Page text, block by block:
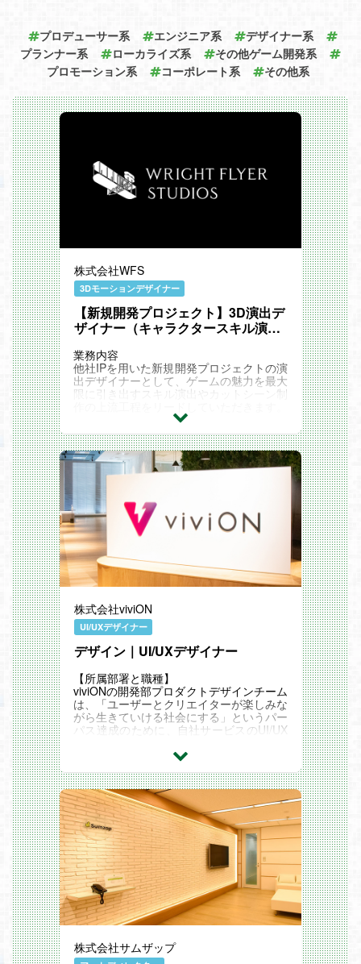
GE リポート＆特別インタビュー
セットリストからステージ演出まで内製！
制作担当者と振り返る「ウマ娘 プリティ
ーダービー 5th EVENT ARENA TOUR GO
プロデューサー系 エンジニア系
デザイナー系
プランナー系
ローカライズ系
その他ゲーム開発系
プロモーション系
コーポレート系 その他系
株式会社WFS
3Dモーションデザイナー
【新規開発プロジェクト】3D演出デ
ザイナー（キャラクタースキル演
業務内容
他社IPを用いた新規開発プロジェクトの演
出デザイナーとして、ゲームの魅力を最大
限に引き出すスキル演出やカットシーン制
現在は開発初期の少人数チームのため、プ
ランナー、アートディレクター等と密に連
携し、ゲーム開発の根幹を築くコアメンバ
ーとしてご活躍いただきたいと考えており
【具体的な業務内容】
新規プロジェクトにおけるキャラクタース
キル演出
Unityでのスキル演出制作
モーション、エフェクト、カメラワーク
ポストプロセス、フィニッシュワークにお
ける調整対応
外注チェックバックやディレクション業務
発注資料の作成（コンテ含む）
絵コンテ、Vコンテの作成
本プロジェクトは現在開発初期フェーズで
あるため、ゲーム開発初期から携わること
で、コアメンバーの一人として稀有な経験
を積むことが出来ます。
補としてご活躍いただくことを想定してお
ります。
入社後のキャリアイメージ
将来的には演出セクションのリーダーとし
て、クオリティ管理やチームマネジメント
制作やディレクション業務をドライブして
いただきます。
少人数チームの一員として、アートディレ
クターや他セクションと緊密に連携するコ
アメンバーとしてご活躍いただきたいで
す。
半年～1年後
プロジェクトの進捗やチームの拡大に伴
い、演出セクションのリーダーとして、ク
オリティラインの策定や後進の育成など、
より上流の工程から開発をリードしていた
だきたいと考えております。
必須スキル/経験
株式会社viviON
UI/UXデザイナー
デザイン｜UI/UXデザイナー
【所属部署と職種】
viviONの開発部プロダクトデザインチーム
は、「ユーザーとクリエイターが楽しみな
がら生きていける社会にする」というパー
パス達成のために、自社サービスのUI/UX
担う組織です。単なる制作にとどまらず、
事業成長とユーザー体験の最大化を目的と
し、エンジニアやディレクターと協働して
プロダクト価値を高めています。
【UI/UXデザイナー】 は、国内最大級のプ
ラットフォームにおいて、要件定義から情
報設計、Figmaを用いたUIデザイン、そし
てHTML/CSSによる実装までを主導する
ポジションです。デザインシステムの運用
やUXリサーチにも携わり、アプリ（iOS/A
ndroid）やWebサービスの品質向上を牽引
していただきます。また、AIツールの活用
や組織の技術力向上にも積極的に関与し、
将来的にはマネジメントや後輩育成など、
す。
株式会社サムザップ